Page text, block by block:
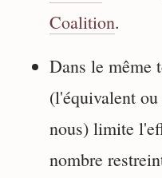
Coalition.
Dans le même
(l'équivalent
nous) limite
nombre